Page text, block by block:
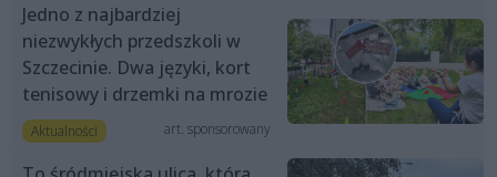
Jedno z najbardziej
niezwykłych przedszkoli w
Szczecinie. Dwa języki, kort
tenisowy i drzemki na mrozie
Aktualności art. sponsorowany